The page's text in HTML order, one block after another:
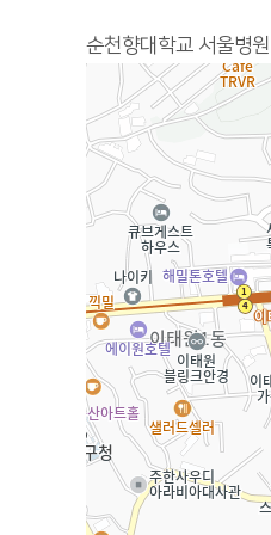
순천향대학교 서울병